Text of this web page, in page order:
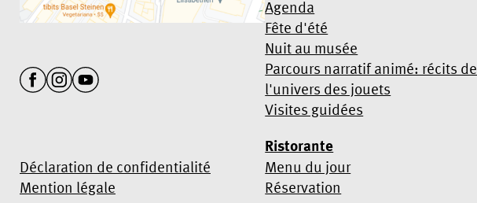
Déclaration de confidentialité
Mention légale
Agenda
Fête d'été
Nuit au musée
Parcours narratif animé: récits de
l'univers des jouets
Visites guidées
Ristorante
Menu du jour
Réservation